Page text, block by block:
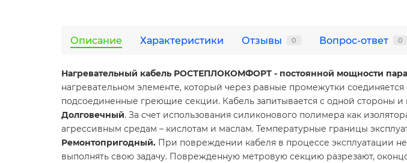
Описание Характеристики Отзывы 0 Вопрос-ответ 0
Нагревательный кабель РОСТЕПЛОКОМФОРТ - постоянной мощности
нагревательном элементе, который через равные промежутки
подсоединенные греющие секции. Кабель запитывается с одной стороны
Долговечный. За счет использования силиконового полимера как
агрессивным средам – кислотам и маслам. Температурные границы
Ремонтопригодный. При повреждении кабеля в процессе эксплуатации
выполнять свою задачу. Поврежденную метровую секцию разрезают,